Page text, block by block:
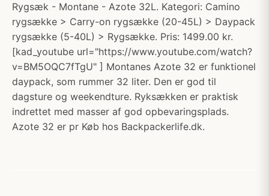
Rygsæk - Montane - Azote 32L. Kategori: Camino
rygsække > Carry-on rygsække (20-45L) > Daypack
rygsække (5-40L) > Rygsække. Pris: 1499.00 kr.
[kad_youtube url="https://www.youtube.com/watch?
v=BM5OQC7fTgU" ] Montanes Azote 32 er funktionel
daypack, som rummer 32 liter. Den er god til
dagsture og weekendture. Ryksækken er praktisk
indrettet med masser af god opbevaringsplads.
Azote 32 er pr Køb hos Backpackerlife.dk.